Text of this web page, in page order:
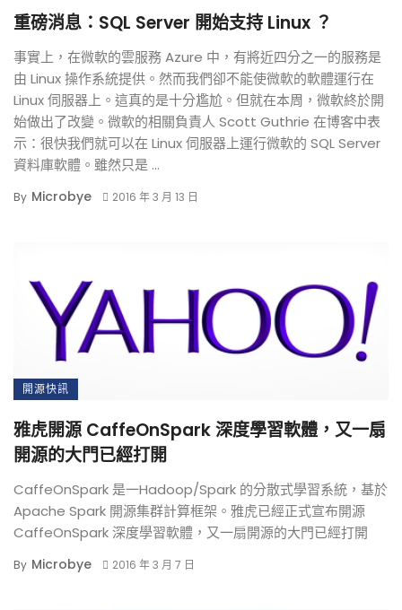
重磅消息：SQL Server 開始支持 Linux ？
事實上，在微軟的雲服務 Azure 中，有將近四分之一的服務是
由 Linux 操作系統提供。然而我們卻不能使微軟的軟體運行在
Linux 伺服器上。這真的是十分尷尬。但就在本周，微軟終於開
始做出了改變。微軟的相關負責人 Scott Guthrie 在博客中表
示：很快我們就可以在 Linux 伺服器上運行微軟的 SQL Server
資料庫軟體。雖然只是 ...
By Microbye 2016 年 3 月 13 日
開源快訊
雅虎開源 CaffeOnSpark 深度學習軟體，又一扇
開源的大門已經打開
CaffeOnSpark 是一Hadoop/Spark 的分散式學習系統，基於
Apache Spark 開源集群計算框架。雅虎已經正式宣布開源
CaffeOnSpark 深度學習軟體，又一扇開源的大門已經打開
By Microbye 2016 年 3 月 7 日